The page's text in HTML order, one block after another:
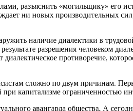
разъяснить «могильщику»
ни новых производительных
наличие диалектики в
разрешения человеком
противоречие,
сложно по двум причинам.
при капитализме ограниченностью
авангарда общества. А